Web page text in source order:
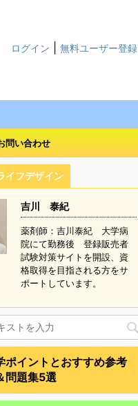
ログイン 無料ユーザー登録
問い合わせ
イフデザイン
吉川 泰紀
薬剤師：吉川泰紀 大学病
院にて勤務後 登録販売者
試験対策サイトを開設、資
格取得を目指される方をサ
ポートしています。
ポイントとおすすめ参考
問題集5選